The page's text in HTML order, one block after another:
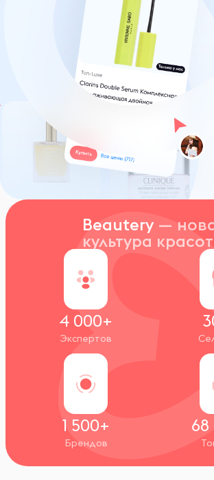
Beautery —
культура
4 000+
Экспертов
1 500+
Брендов
68